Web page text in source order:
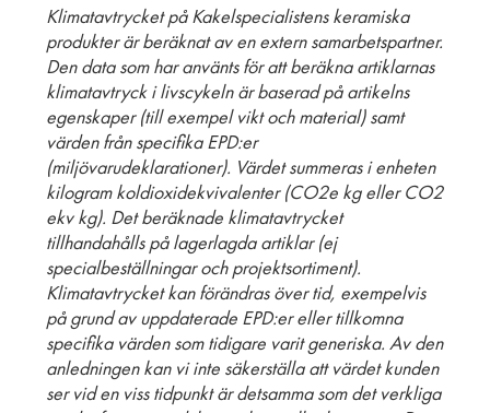
Klimatavtrycket på Kakelspecialistens keramiska
produkter är beräknat av en extern samarbetspartner.
Den data som har använts för att beräkna artiklarnas
klimatavtryck i livscykeln är baserad på artikelns
egenskaper (till exempel vikt och material) samt
värden från specifika EPD:er
(miljövarudeklarationer). Värdet summeras i enheten
kilogram koldioxidekvivalenter (CO2e kg eller CO2
ekv kg). Det beräknade klimatavtrycket
tillhandahålls på lagerlagda artiklar (ej
specialbeställningar och projektsortiment).
Klimatavtrycket kan förändras över tid, exempelvis
på grund av uppdaterade EPD:er eller tillkomna
specifika värden som tidigare varit generiska. Av den
anledningen kan vi inte säkerställa att värdet kunden
ser vid en viss tidpunkt är detsamma som det verkliga